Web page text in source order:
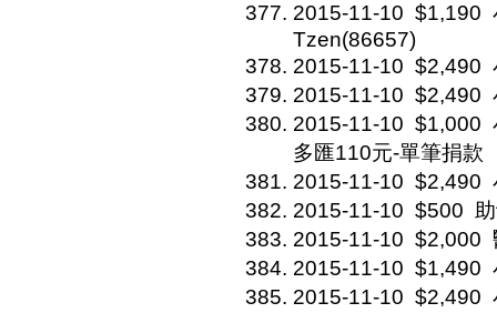
2015-11-10 $1,190
Tzen(86657)
2015-11-10 $2,490
2015-11-10 $2,490
2015-11-10 $1,000
多匯110元-單筆捐款
2015-11-10 $2,490
2015-11-10 $500
2015-11-10 $2,000
2015-11-10 $1,490
2015-11-10 $2,490